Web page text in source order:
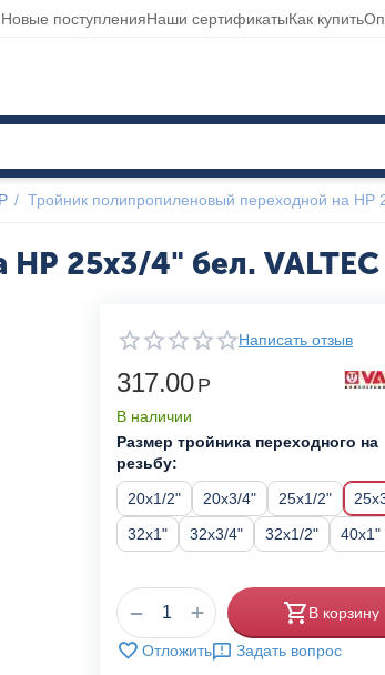
Новые поступленияНаши сертификатыКак купить
/ Тройник полипропиленовый переходной на НР
25x3/4" бел. VALTEC
Написать отзыв
317.00 Р
В наличии
Размер тройника переходного на
резьбу:
20x1/2"
20x3/4" 25x1/2"
32x1"
32x3/4" 32х1/2" 40x1"
+
− В корзину
Отложить Задать вопрос